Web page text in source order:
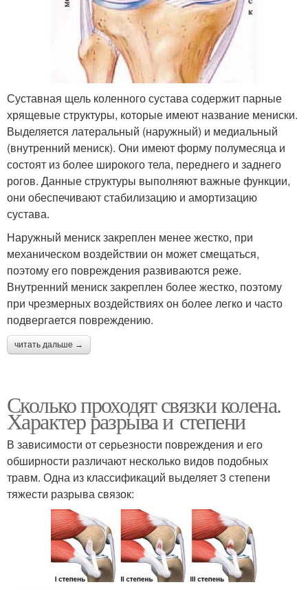
Суставная щель коленного сустава содержит парные
хрящевые структуры, которые имеют название мениски.
Выделяется латеральный (наружный) и медиальный
(внутренний мениск). Они имеют форму полумесяца и
состоят из более широкого тела, переднего и заднего
рогов. Данные структуры выполняют важные функции,
они обеспечивают стабилизацию и амортизацию
сустава.
Наружный мениск закреплен менее жестко, при
механическом воздействии он может смещаться,
поэтому его повреждения развиваются реже.
Внутренний мениск закреплен более жестко, поэтому
при чрезмерных воздействиях он более легко и часто
подвергается повреждению.
читать дальше →
Сколько проходят связки колена.
Характер разрыва и степени
В зависимости от серьезности повреждения и его
обширности различают несколько видов подобных
травм. Одна из классификаций выделяет 3 степени
тяжести разрыва связок: